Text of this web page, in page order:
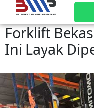
Forklift
Ini Layak